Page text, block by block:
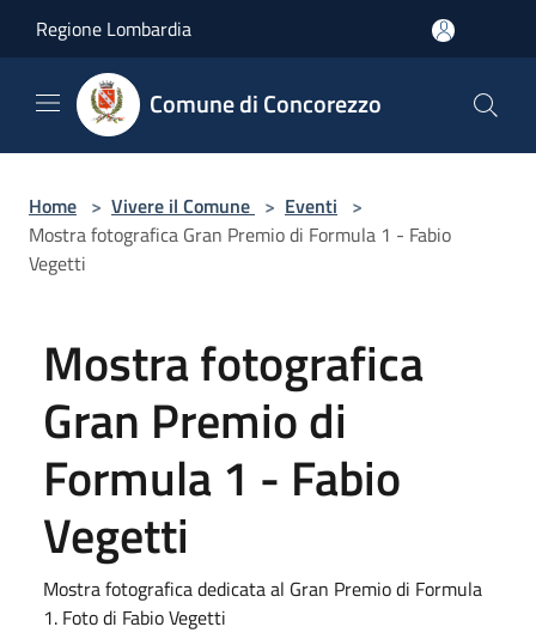
Regione Lombardia
Comune di Concorezzo
Home > Vivere il Comune > Eventi >
Mostra fotografica Gran Premio di Formula 1 - Fabio
Vegetti
Mostra fotografica
Gran Premio di
Formula 1 - Fabio
Vegetti
Mostra fotografica dedicata al Gran Premio di Formula
1. Foto di Fabio Vegetti